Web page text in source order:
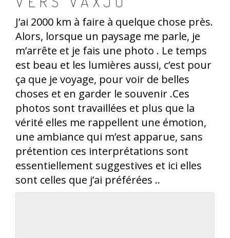
J’ai 2000 km à faire à quelque chose près.
Alors, lorsque un paysage me parle, je
m’arrête et je fais une photo . Le temps
est beau et les lumières aussi, c’est pour
ça que je voyage, pour voir de belles
choses et en garder le souvenir .Ces
photos sont travaillées et plus que la
vérité elles me rappellent une émotion,
une ambiance qui m’est apparue, sans
prétention ces interprétations sont
essentiellement suggestives et ici elles
sont celles que j’ai préférées ..